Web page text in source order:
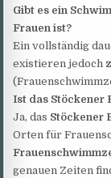
Gibt es ein
Frauen ist?
Ein vollständig
existieren jedoch
Ist das Stöckener
Ja, das Stöckener
Orten für
genauen Zeiten